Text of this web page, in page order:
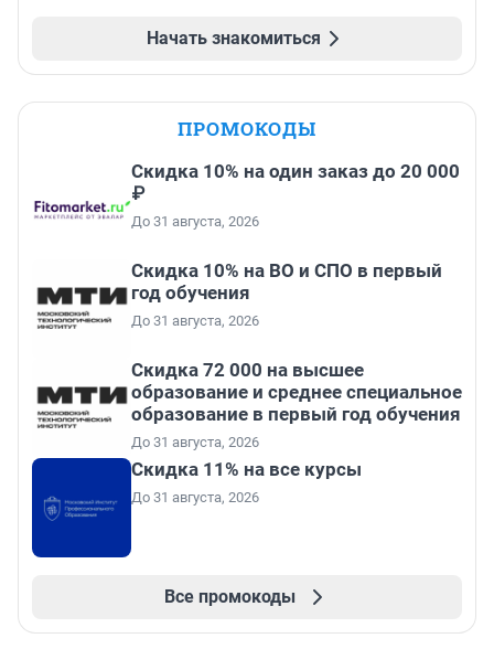
Начать знакомиться
ПРОМОКОДЫ
Скидка 10% на один заказ до 20 000
₽
До 31 августа, 2026
Скидка 10% на ВО и СПО в первый
год обучения
До 31 августа, 2026
Скидка 72 000 на высшее
образование и среднее специальное
образование в первый год обучения
До 31 августа, 2026
Скидка 11% на все курсы
До 31 августа, 2026
Все промокоды